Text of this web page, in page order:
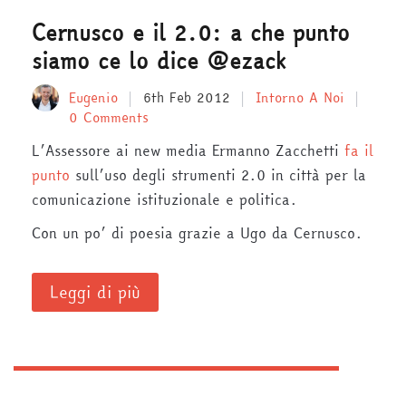
Cernusco e il 2.0: a che punto
siamo ce lo dice @ezack
Eugenio 6th Feb 2012
Intorno A Noi
0 Comments
L’Assessore ai new media Ermanno Zacchetti fa il
punto sull’uso degli strumenti 2.0 in città per la
comunicazione istituzionale e politica.
Con un po’ di poesia grazie a Ugo da Cernusco.
Leggi di più